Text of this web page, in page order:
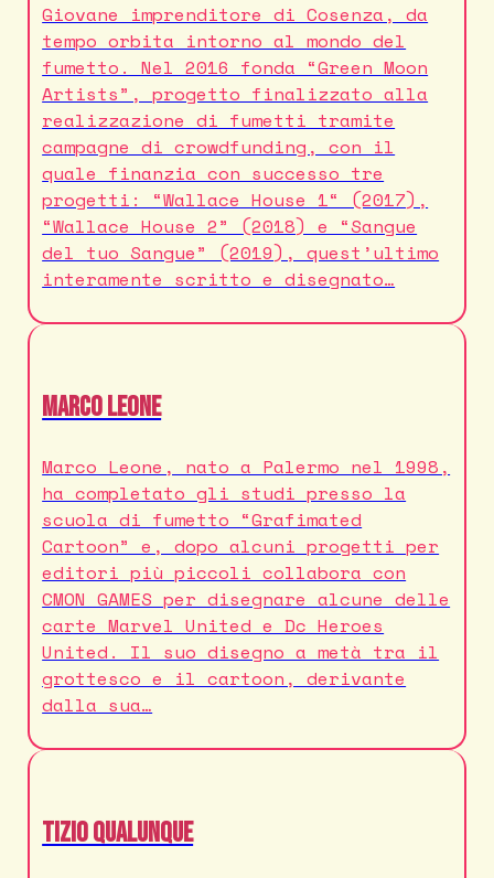
Giovane imprenditore di Cosenza, da
tempo orbita intorno al mondo del
fumetto. Nel 2016 fonda “Green Moon
Artists”, progetto finalizzato alla
realizzazione di fumetti tramite
campagne di crowdfunding, con il
quale finanzia con successo tre
progetti: “Wallace House 1“ (2017),
“Wallace House 2” (2018) e “Sangue
del tuo Sangue” (2019), quest’ultimo
interamente scritto e disegnato…
Marco Leone
Marco Leone, nato a Palermo nel 1998,
ha completato gli studi presso la
scuola di fumetto “Grafimated
Cartoon” e, dopo alcuni progetti per
editori più piccoli collabora con
CMON GAMES per disegnare alcune delle
carte Marvel United e Dc Heroes
United. Il suo disegno a metà tra il
grottesco e il cartoon, derivante
dalla sua…
Tizio Qualunque